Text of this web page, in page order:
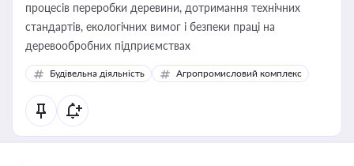
процесів переробки деревини, дотримання технічних
стандартів, екологічних вимог і безпеки праці на
деревообробних підприємствах
Будівельна діяльність Агропромисловий комплекс